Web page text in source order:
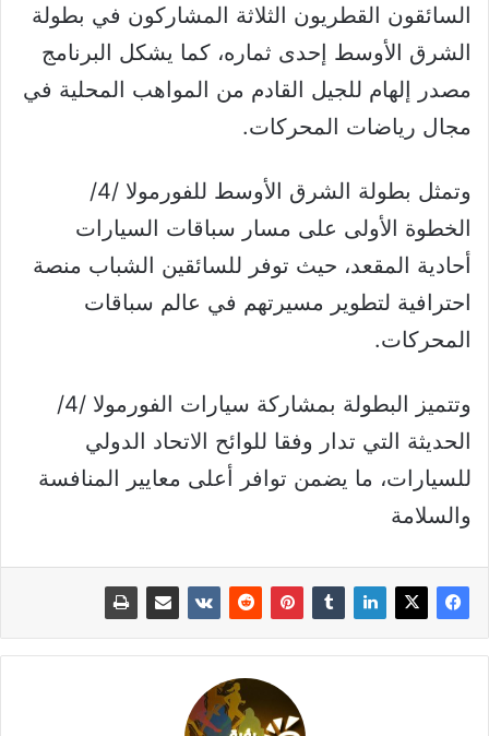
السائقون القطريون الثلاثة المشاركون في بطولة
الشرق الأوسط إحدى ثماره، كما يشكل البرنامج
مصدر إلهام للجيل القادم من المواهب المحلية في
مجال رياضات المحركات.
وتمثل بطولة الشرق الأوسط للفورمولا /4/
الخطوة الأولى على مسار سباقات السيارات
أحادية المقعد، حيث توفر للسائقين الشباب منصة
احترافية لتطوير مسيرتهم في عالم سباقات
المحركات.
وتتميز البطولة بمشاركة سيارات الفورمولا /4/
الحديثة التي تدار وفقا للوائح الاتحاد الدولي
للسيارات، ما يضمن توافر أعلى معايير المنافسة
والسلامة